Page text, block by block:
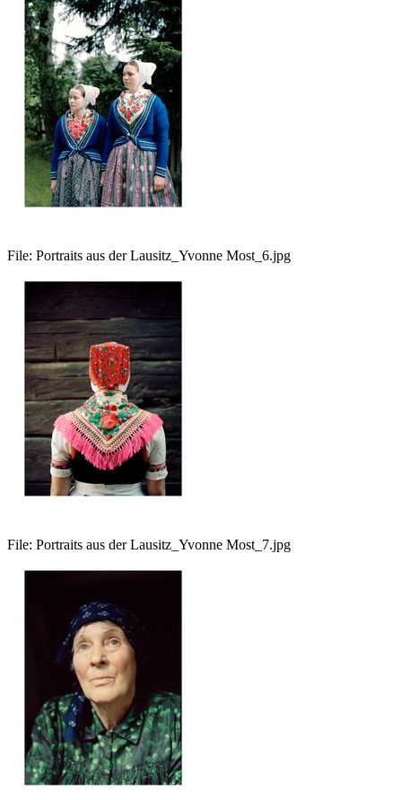
File: Portraits aus der Lausitz_Yvonne Most_6.jpg
File: Portraits aus der Lausitz_Yvonne Most_7.jpg